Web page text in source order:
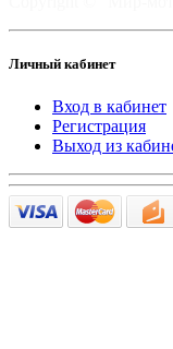
Личный кабинет
Вход в кабинет
Регистрация
Выход из